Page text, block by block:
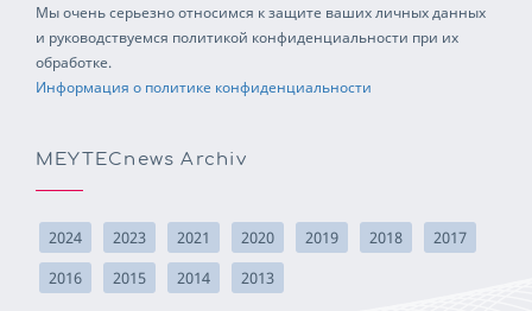
Мы очень серьезно относимся к защите ваших личных данных
и руководствуемся политикой конфиденциальности при их
обработке.
Информация о политике конфиденциальности
MEYTECnews Archiv
2024 2023 2021 2020 2019 2018
2017
2016
2015 2014 2013